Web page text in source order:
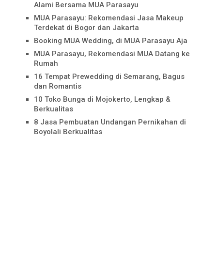
Alami Bersama MUA Parasayu
MUA Parasayu: Rekomendasi Jasa Makeup
Terdekat di Bogor dan Jakarta
Booking MUA Wedding, di MUA Parasayu Aja
MUA Parasayu, Rekomendasi MUA Datang ke
Rumah
16 Tempat Prewedding di Semarang, Bagus
dan Romantis
10 Toko Bunga di Mojokerto, Lengkap &
Berkualitas
8 Jasa Pembuatan Undangan Pernikahan di
Boyolali Berkualitas